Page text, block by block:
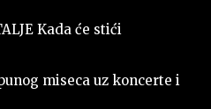
Kada će stići
miseca uz koncerte i